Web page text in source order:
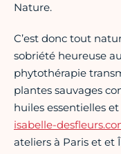
Nature.
C’est donc tout
sobriété heureuse
phytothérapie
plantes sauvages
huiles essentielles
isabelle-
ateliers à Paris et et